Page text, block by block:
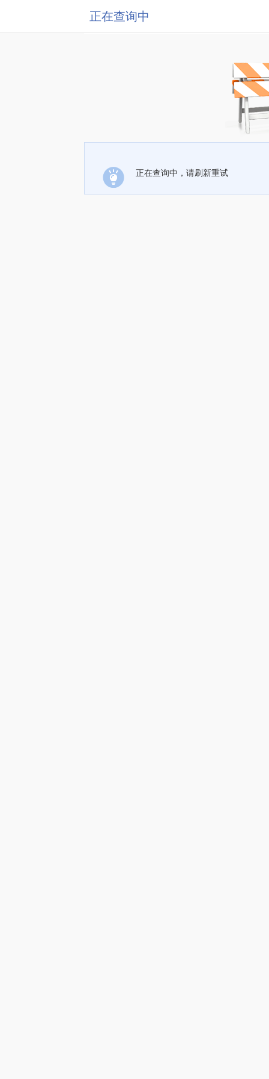
正在查询中
正在查询中，请刷新重试